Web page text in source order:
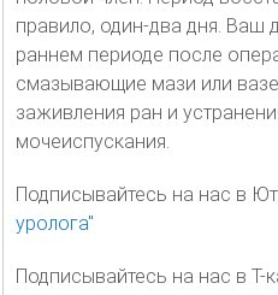
правило, один-два дня. Ваш
раннем периоде после
смазывающие мази или
заживления ран и
мочеиспускания.
Подписывайтесь на нас в
уролога"
Подписывайтесь на нас в Т-